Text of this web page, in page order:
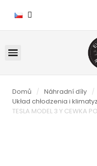
Domů
Náhradní díly
Układ chłodzenia i
TESLA MODEL 3 Y CEWKA